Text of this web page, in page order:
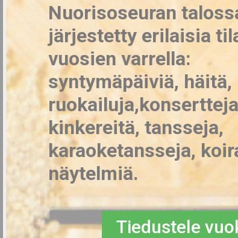
Nuorisoseuran
järjestetty erilaisia
vuosien varrella:
syntymäpäiviä, häitä,
kinkereitä, tansseja,
karaoketansseja,
näytelmiä.
Tiedustele